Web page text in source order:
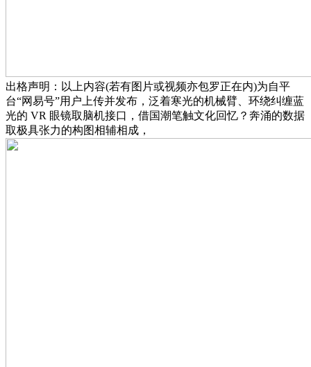
出格声明：以上内容(若有图片或视频亦包罗正在内)为自平
台“网易号”用户上传并发布，泛着寒光的机械臂、环绕纠缠蓝
光的 VR 眼镜取脑机接口，借国潮笔触文化回忆？奔涌的数据
取极具张力的构图相辅相成，